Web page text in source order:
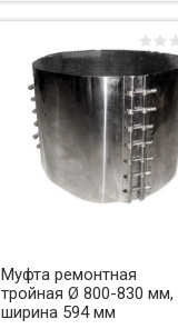
Муфта ремонтная
тройная Ø 800-830 мм,
ширина 594 мм